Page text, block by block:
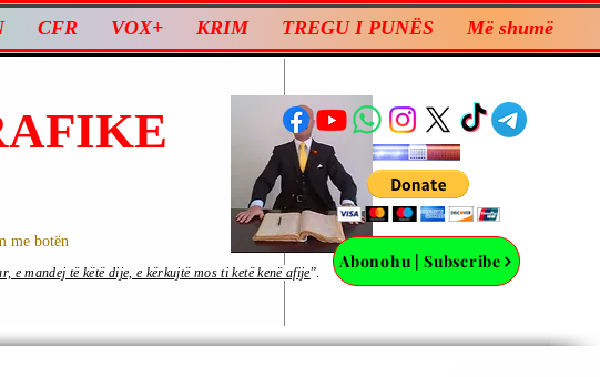
CFR VOX+ KRIM TREGU I PUNËS Më shumë
me botën
Abonohu | Subscribe
e mandej të këtë dije, e kërkujtë mos ti ketë kenë afije”.